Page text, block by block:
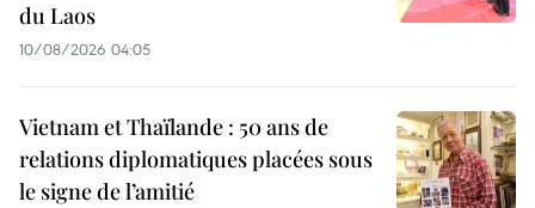
du Laos
10/08/2026 04:05
Vietnam et Thaïlande : 50 ans de
relations diplomatiques placées sous
le signe de l’amitié